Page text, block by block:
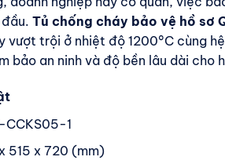
Tủ chống cháy bảo vệ hồ sơ
vượt trội ở nhiệt độ 1200°C cùng
bảo an ninh và độ bền lâu dài cho
CCKS05-1
515 x 720 (mm)